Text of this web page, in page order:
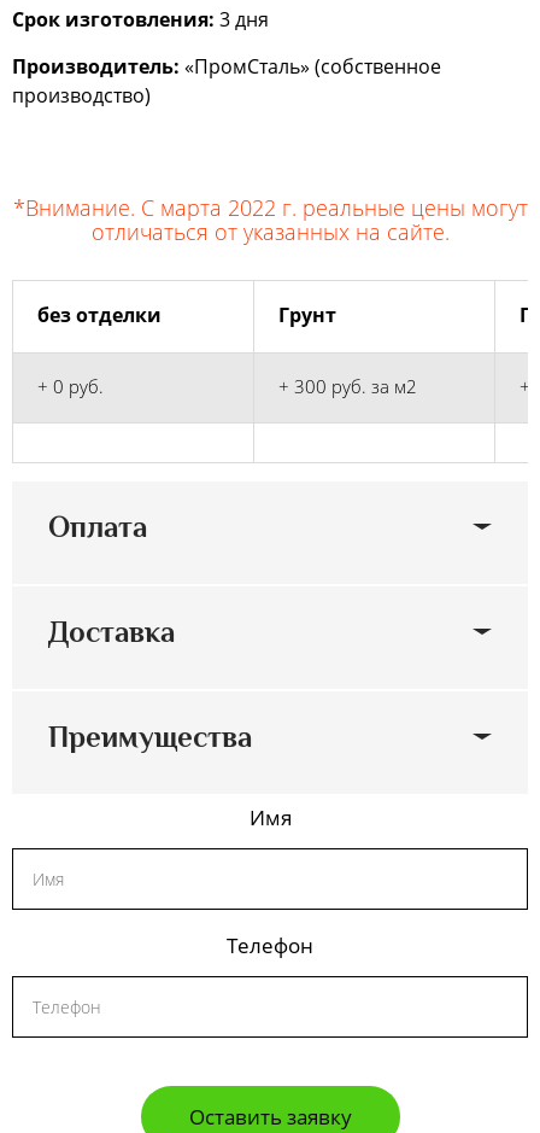
Срок изготовления: 3 дня
Производитель: «ПромСталь» (собственное
производство)
*Внимание. С марта 2022 г. реальные цены могут
отличаться от указанных на сайте.
без отделки Грунт
+ 0 руб. + 300 руб. за м2 +
Оплата
Доставка
Преимущества
Имя
Телефон
Оставить заявку